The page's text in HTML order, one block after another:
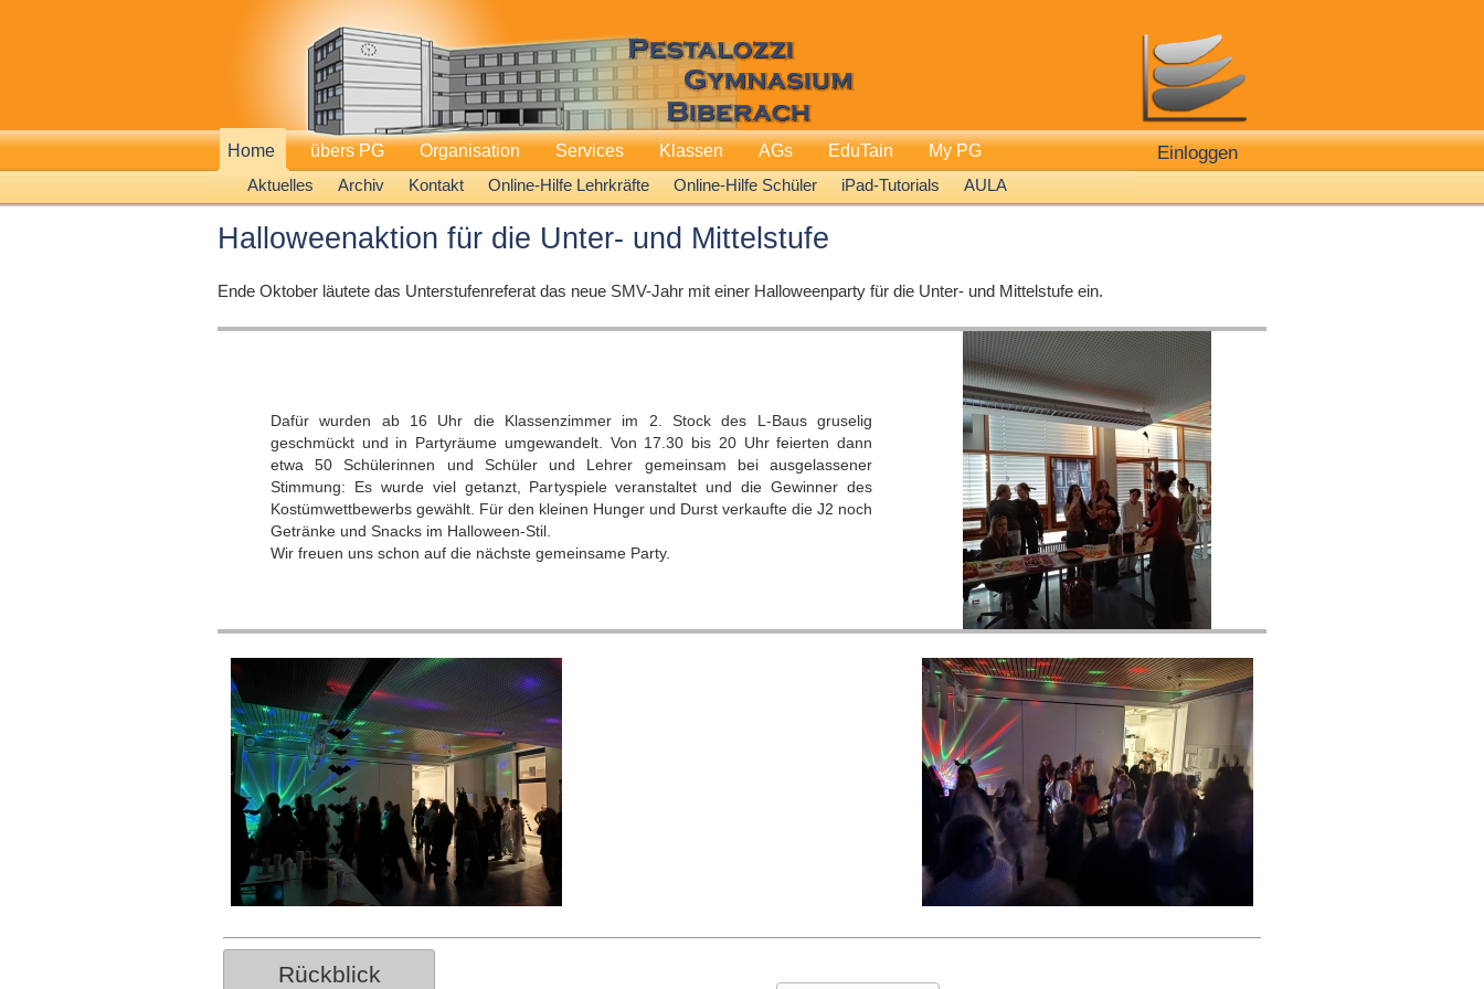
Home
Aktuelles
Archiv Kontakt Online-Hilfe Lehrkräfte Online-Hilfe Schüler iPad-Tutorials AULA
übers PG Organisation Services Klassen AGs EduTain My PG Einloggen
Halloweenaktion für die Unter- und Mittelstufe
Ende Oktober läutete das Unterstufenreferat das neue SMV-Jahr mit einer Halloweenparty für die Unter- und Mittelstufe ein.
Dafür wurden ab 16 Uhr die Klassenzimmer im 2. Stock des L-Baus gruselig
geschmückt und in Partyräume umgewandelt. Von 17.30 bis 20 Uhr feierten dann
etwa 50 Schülerinnen und Schüler und Lehrer gemeinsam bei ausgelassener
Stimmung: Es wurde viel getanzt, Partyspiele veranstaltet und die Gewinner des
Kostümwettbewerbs gewählt. Für den kleinen Hunger und Durst verkaufte die J2 noch
Getränke und Snacks im Halloween-Stil.
Wir freuen uns schon auf die nächste gemeinsame Party.
Rückblick